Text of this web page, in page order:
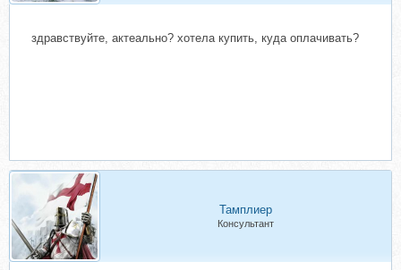
здравствуйте, актеально? хотела купить, куда оплачивать?
Тамплиер
Консультант